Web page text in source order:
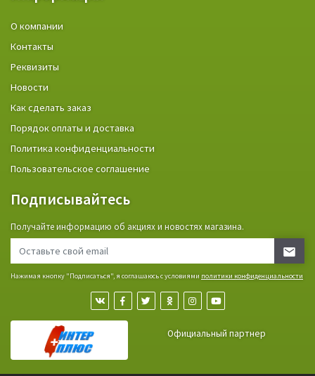
О компании
Контакты
Реквизиты
Новости
Как сделать заказ
Порядок оплаты и доставка
Политика конфиденциальности
Пользовательское соглашение
Подписывайтесь
Получайте информацию об акциях и новостях магазина.
Нажимая кнопку "Подписаться", я соглашаюсь с условиями политики конфиденциальности
Официальный партнер